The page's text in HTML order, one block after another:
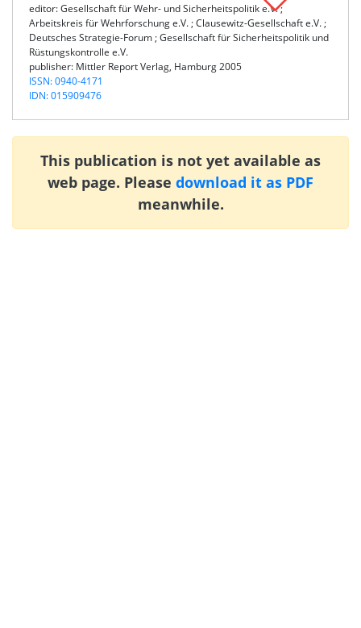
editor: Gesellschaft für Wehr- und Sicherheitspolitik e.V. ;
Arbeitskreis für Wehrforschung e.V. ; Clausewitz-Gesellschaft e.V. ;
Deutsches Strategie-Forum ; Gesellschaft für Sicherheitspolitik und
Rüstungskontrolle e.V.
publisher: Mittler Report Verlag, Hamburg 2005
ISSN: 0940-4171
IDN: 015909476
This publication is not yet available as
web page. Please download it as PDF
meanwhile.